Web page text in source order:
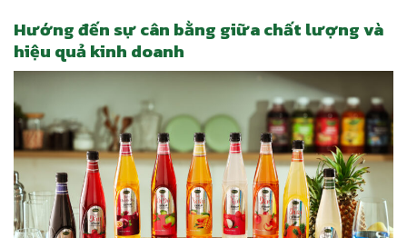
Hướng đến sự cân bằng giữa chất lượng và
hiệu quả kinh doanh